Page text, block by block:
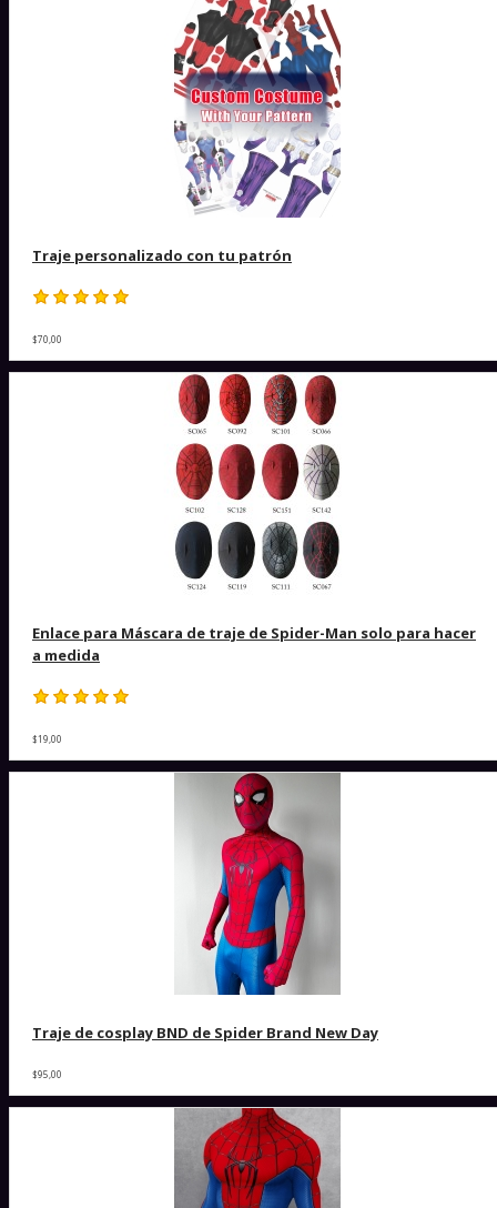
Traje personalizado con tu patrón
$70,00
Enlace para Máscara de traje de Spider-Man solo para hacer
a medida
$19,00
Traje de cosplay BND de Spider Brand New Day
$95,00